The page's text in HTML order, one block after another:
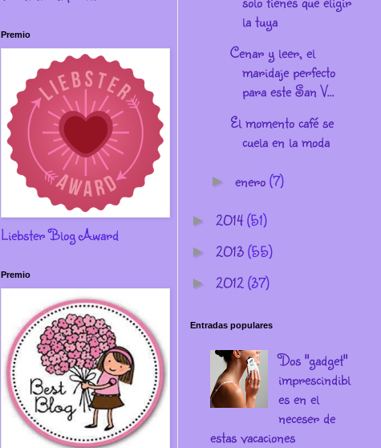
Premio
Liebster Blog Award
Premio
la tuya
Cenar y leer, el
maridaje perfecto
para este San V...
El momento café se
cuela en la moda
► enero(7)
► 2014(51)
► 2013(55)
► 2012(37)
Entradas populares
Dos "gadget"
imprescindibl
es en el
neceser de
estas vacaciones